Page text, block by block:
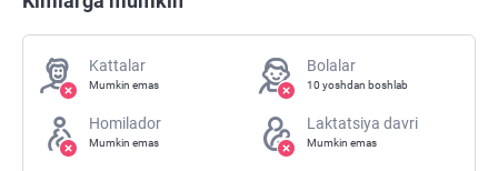
Kattalar
Mumkin emas
Bolalar
10 yoshdan boshlab
Homilador
Mumkin emas
Laktatsiya davri
Mumkin emas